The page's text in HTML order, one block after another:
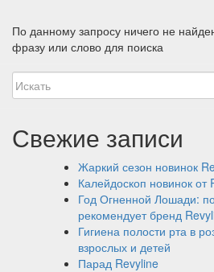
По данному запросу ничего не
фразу или слово для поиска
Свежие записи
Жаркий сезон новинок
Калейдоскоп новинок от
Год Огненной Лошади:
рекомендует бренд
Гигиена полости рта в
взрослых и детей
Парад Revyline